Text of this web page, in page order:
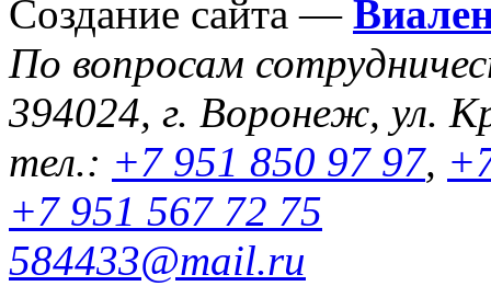
Создание сайта —
По вопросам
394024, г. Воронеж, ул.
тел.: +7 951 850 97 97,
+7 951 567 72 75
584433@mail.ru